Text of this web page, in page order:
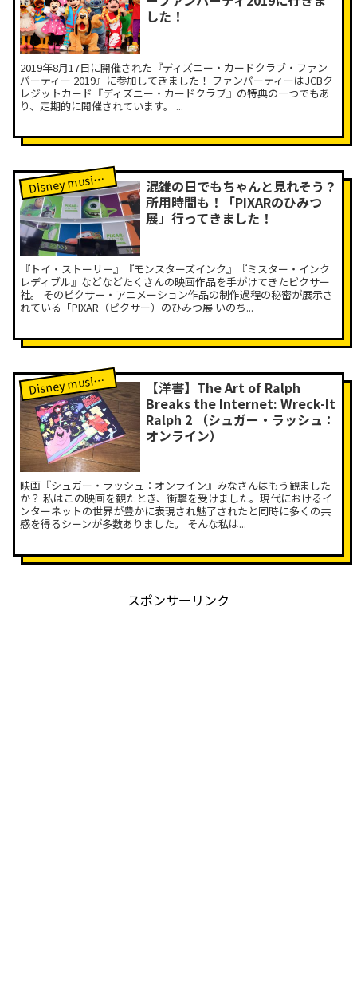
した！
2019年8月17日に開催された『ディズニー・カードクラブ・ファン
パーティー 2019』に参加してきました！ ファンパーティーはJCBク
レジットカード『ディズニー・カードクラブ』の特典の一つでもあ
り、定期的に開催されています。 ...
Disney music Labレポート
混雑の日でもちゃんと見れそう？
所用時間も！「PIXARのひみつ
展」行ってきました！
『トイ・ストーリー』『モンスターズインク』『ミスター・インク
レディブル』などなどたくさんの映画作品を手がけてきたピクサー
社。 そのピクサー・アニメーション作品の制作過程の秘密が展示さ
れている「PIXAR（ピクサー）のひみつ展 いのち...
Disney music Labレポート
【洋書】The Art of Ralph
Breaks the Internet: Wreck-It
Ralph 2 （シュガー・ラッシュ：
オンライン）
映画『シュガー・ラッシュ：オンライン』みなさんはもう観ました
か？ 私はこの映画を観たとき、衝撃を受けました。現代におけるイ
ンターネットの世界が豊かに表現され魅了されたと同時に多くの共
感を得るシーンが多数ありました。 そんな私は...
スポンサーリンク